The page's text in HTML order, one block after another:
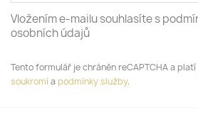
Vložením e-mailu souhlasíte s
osobních údajů
Tento formulář je chráněn reCAPTCHA a platí
soukromía podmínky služby.